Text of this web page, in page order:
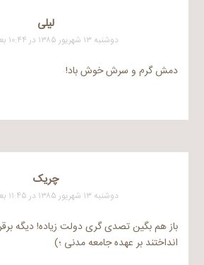
لیلی
دوشنبه ۱۳ شهریور ۱۳۸۵ در ۱۰:۴۴ بعد از ظهر
دمش گرم و سرش خوش باد!
چریک
دوشنبه ۱۳ شهریور ۱۳۸۵ در ۱۱:۴۵ بعد از ظهر
باز هم بگین تصدی گری دولت زیاده! دیگه
انداختند بر عهده جامعه مدنی ؛)